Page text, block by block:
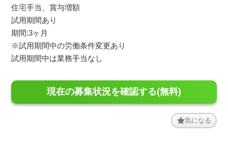
住宅手当、賞与増額
試用期間あり
期間:3ヶ月
※試用期間中の労働条件変更あり
試用期間中は業務手当なし
現在の募集状況を確認する(無料)
気になる